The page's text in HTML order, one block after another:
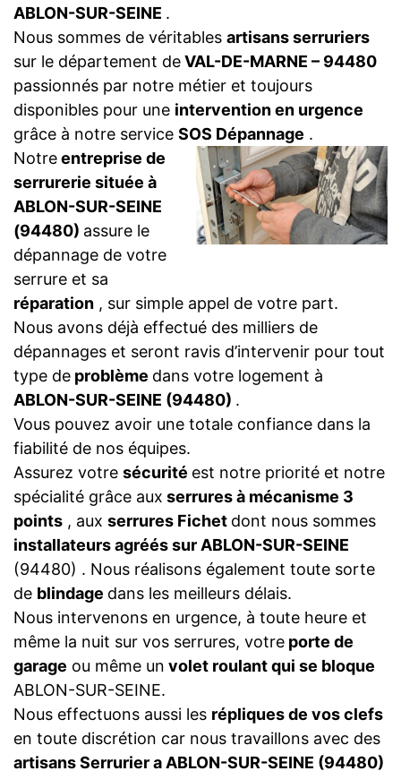
ABLON-SUR-SEINE .
Nous sommes de véritables artisans serruriers
sur le département deVAL-DE-MARNE – 94480
passionnés par notre métier et toujours
disponibles pour une intervention en urgence
grâce à notre service SOS Dépannage .
Notreentreprise de
serrurerie située à
ABLON-SUR-SEINE
(94480) assure le
dépannage de votre
serrure et sa
réparation , sur simple appel de votre part.
Nous avons déjà effectué des milliers de
dépannages et seront ravis d’intervenir pour tout
type de problème dans votre logement à
ABLON-SUR-SEINE (94480) .
Vous pouvez avoir une totale confiance dans la
fiabilité de nos équipes.
Assurez votre sécurité est notre priorité et notre
spécialité grâce aux serrures à mécanisme 3
points , aux serrures Fichet dont nous sommes
installateurs agréés sur ABLON-SUR-SEINE
(94480) . Nous réalisons également toute sorte
de blindage dans les meilleurs délais.
Nous intervenons en urgence, à toute heure et
même la nuit sur vos serrures, votre porte de
garage ou même un volet roulant qui se bloque
ABLON-SUR-SEINE.
Nous effectuons aussi les répliques de vos clefs
en toute discrétion car nous travaillons avec des
artisans Serrurier a ABLON-SUR-SEINE (94480)